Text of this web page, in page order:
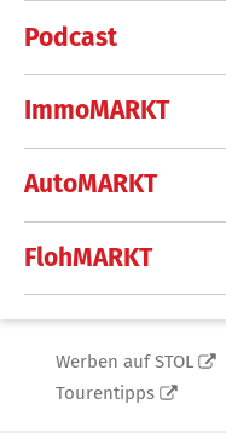
Podcast
ImmoMARKT
AutoMARKT
FlohMARKT
Werben auf STOL
Tourentipps